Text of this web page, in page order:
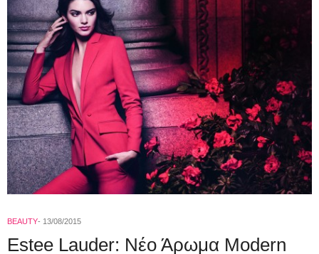
BEAUTY 13/08/2015
Estee Lauder: Νέο Άρωμα Modern